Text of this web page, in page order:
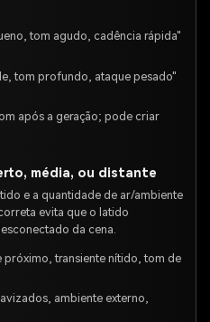
tom agudo, cadência rápida"
tom profundo, ataque pesado"
após a geração; pode criar
média, ou distante
e a quantidade de ar/ambiente
evita que o latido
da cena.
transiente nítido, tom de
ambiente externo,